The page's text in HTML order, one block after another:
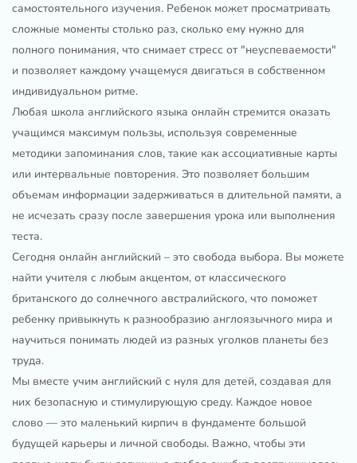
самостоятельного изучения. Ребенок может просматривать
сложные моменты столько раз, сколько ему нужно для
полного понимания, что снимает стресс от "неуспеваемости"
и позволяет каждому учащемуся двигаться в собственном
индивидуальном ритме.
Любая школа английского языка онлайн стремится оказать
учащимся максимум пользы, используя современные
методики запоминания слов, такие как ассоциативные карты
или интервальные повторения. Это позволяет большим
объемам информации задерживаться в длительной памяти, а
не исчезать сразу после завершения урока или выполнения
теста.
Сегодня онлайн английский – это свобода выбора. Вы можете
найти учителя с любым акцентом, от классического
британского до солнечного австралийского, что поможет
ребенку привыкнуть к разнообразию англоязычного мира и
научиться понимать людей из разных уголков планеты без
труда.
Мы вместе учим английский с нуля для детей, создавая для
них безопасную и стимулирующую среду. Каждое новое
слово — это маленький кирпич в фундаменте большой
будущей карьеры и личной свободы. Важно, чтобы эти